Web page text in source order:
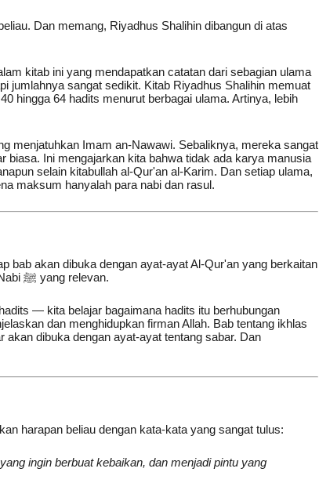
Dan memang, Riyadhus Shalihin dibangun di atas
kitab ini yang mendapatkan catatan dari sebagian ulama
jumlahnya sangat sedikit. Kitab Riyadhus Shalihin memuat
hingga 64 hadits menurut berbagai ulama. Artinya, lebih
menjatuhkan Imam an-Nawawi. Sebaliknya, mereka sangat
Ini mengajarkan kita bahwa tidak ada karya manusia
selain kitabullah al-Qur'an al-Karim. Dan setiap ulama,
maksum hanyalah para nabi dan rasul.
bab akan dibuka dengan ayat-ayat Al-Qur'an yang berkaitan
dengan tema bab tersebut, baru kemudian diikuti hadits-hadits Nabi ﷺ yang relevan.
— kita belajar bagaimana hadits itu berhubungan
dibuka dengan ayat-ayat tentang sabar. Dan
harapan beliau dengan kata-kata yang sangat tulus:
ingin berbuat kebaikan, dan menjadi pintu yang